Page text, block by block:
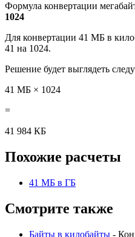
Формула конвертации
1024
Для конвертации 41 МБ в
41 на 1024.
Решение будет выглядеть
41 МБ × 1024
=
41 984 КБ
Похожие расчеты
41 МБ в ГБ
Смотрите также
Байты в килобайты -